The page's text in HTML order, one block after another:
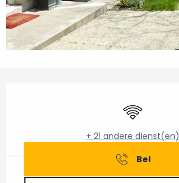
Wifi
+ 21 andere dienst(en)
Bel